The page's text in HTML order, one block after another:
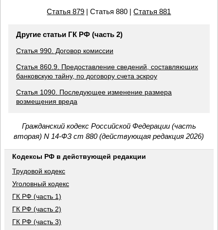
Статья 879 | Статья 880 |Статья 881
Другие статьи ГК РФ (часть 2)
Статья 990. Договор комиссии
Статья 860.9. Предоставление сведений, составляющих
банковскую тайну, по договору счета эскроу
Статья 1090. Последующее изменение размера
возмещения вреда
Гражданский кодекс Российской Федерации (часть
вторая) N 14-ФЗ ст 880 (действующая редакция 2026)
Кодексы РФ в действующей редакции
Трудовой кодекс
Уголовный кодекс
ГК РФ (часть 1)
ГК РФ (часть 2)
ГК РФ (часть 3)